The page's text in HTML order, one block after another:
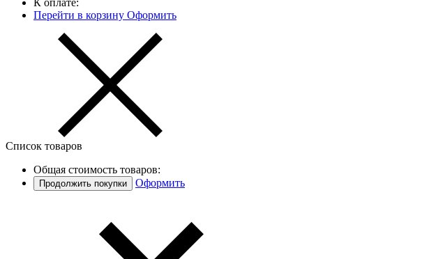
К оплате:
Перейти в корзину Оформить
Список товаров
Общая стоимость товаров:
Продолжить покупки Оформить